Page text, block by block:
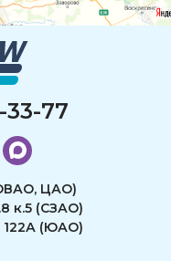
33-77
ЦАО)
к.5 (СЗАО)
122А (ЮАО)